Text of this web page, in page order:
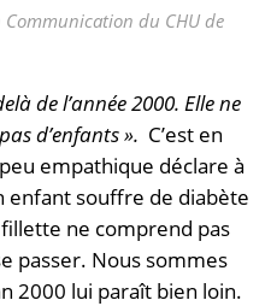
du CHU de
de l’année 2000. Elle ne
d’enfants ». C’est en
empathique déclare à
enfant souffre de diabète
ne comprend pas
passer. Nous sommes
2000 lui paraît bien loin.